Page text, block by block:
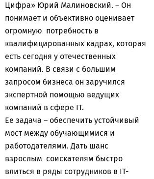
Цифра» Юрий Малиновский. – Он
понимает и объективно оценивает
огромную потребность в
квалифицированных кадрах, которая
есть сегодня у отечественных
компаний. В связи с большим
запросом бизнеса он заручился
экспертной помощью ведущих
компаний в сфере IT.
Ее задача – обеспечить устойчивый
мост между обучающимися и
работодателями. Дать шанс
взрослым соискателям быстро
влиться в ряды сотрудников в IT-